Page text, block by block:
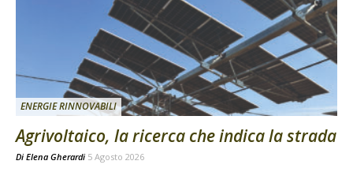
ENERGIE RINNOVABILI
Agrivoltaico, la ricerca che indica la strada
Di Elena Gherardi 5 Agosto 2026